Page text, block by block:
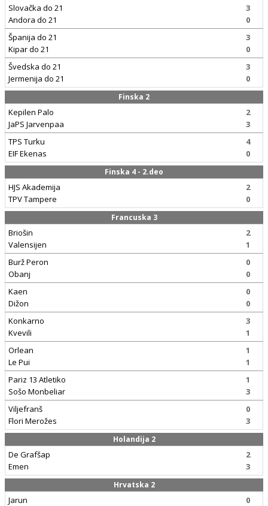
Slovačka do 21
Andora do 21
3
0
Španija do 21
Kipar do 21
3
0
Švedska do 21
Jermenija do 21
3
0
Finska 2
Kepilen Palo
JaPS Jarvenpaa
2
3
TPS Turku
EIF Ekenas
4
0
Finska 4 - 2.deo
HJS Akademija
TPV Tampere
2
0
Francuska 3
Briošin
Valensijen
2
1
Burž Peron
Obanj
0
0
Kaen
Dižon
0
0
Konkarno
Kvevili
3
1
Orlean
Le Pui
1
1
Pariz 13 Atletiko
Sošo Monbeliar
1
3
Viljefranš
Flori Merožes
0
3
Holandija 2
De Grafšap
Emen
2
3
Hrvatska 2
Jarun
0